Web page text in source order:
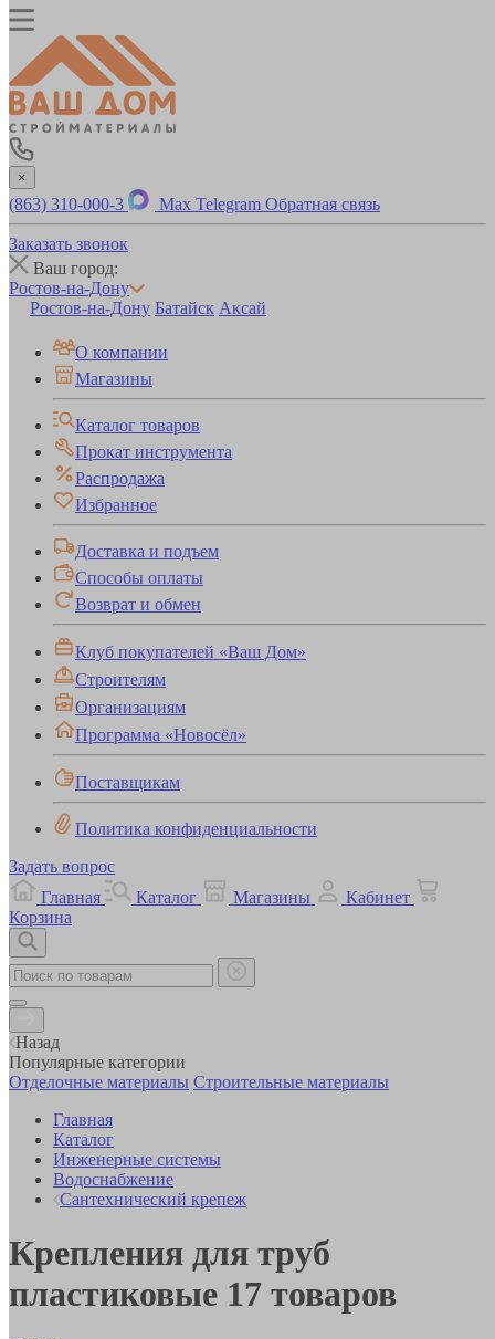
×
(863) 310-000-3 Max Telegram Обратная связь
Заказать звонок
Ваш город:
Ростов-на-Дону
Ростов-на-Дону Батайск Аксай
О компании
Магазины
Каталог товаров
Прокат инструмента
Распродажа
Избранное
Доставка и подъем
Способы оплаты
Возврат и обмен
Клуб покупателей «Ваш Дом»
Строителям
Организациям
Программа «Новосёл»
Поставщикам
Политика конфиденциальности
Задать вопрос
Главная
Каталог Магазины
Кабинет
Корзина
Назад
Популярные категории
Отделочные материалы Строительные материалы
Главная
Каталог
Инженерные системы
Водоснабжение
Сантехнический крепеж
Крепления для труб
пластиковые 17 товаров